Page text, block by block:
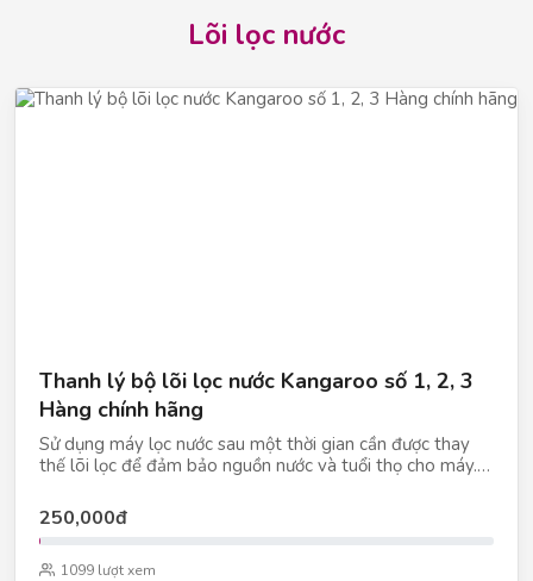
Lõi lọc nước
Thanh lý bộ lõi lọc nước Kangaroo số 1, 2, 3
Hàng chính hãng
Sử dụng máy lọc nước sau một thời gian cần được thay
thế lõi lọc để đảm bảo nguồn nước và tuổi thọ cho máy.
chất lượng nước
250,000đ
1099 lượt xem